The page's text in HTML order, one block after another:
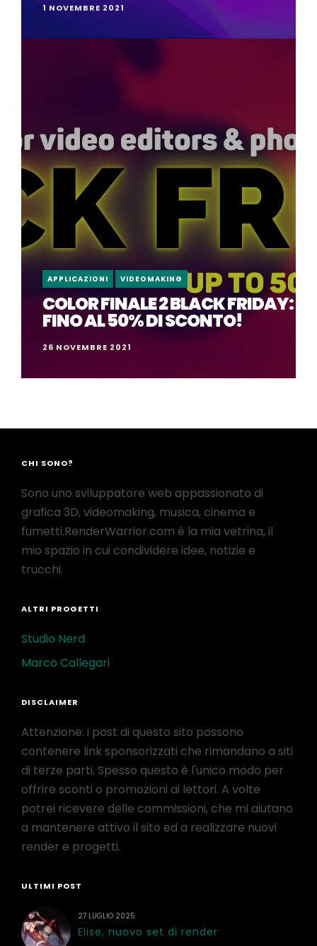
1 NOVEMBRE 2021
APPLICAZIONI VIDEOMAKING
COLOR FINALE 2 BLACK FRIDAY:
FINO AL 50% DI SCONTO!
26 NOVEMBRE 2021
CHI SONO?
Sono uno sviluppatore web appassionato di
grafica 3D, videomaking, musica, cinema e
fumetti.RenderWarrior.com è la mia vetrina, il
mio spazio in cui condividere idee, notizie e
trucchi.
ALTRI PROGETTI
Studio Nerd
Marco Callegari
DISCLAIMER
Attenzione: i post di questo sito possono
contenere link sponsorizzati che rimandano a siti
di terze parti. Spesso questo è l'unico modo per
offrire sconti o promozioni ai lettori. A volte
potrei ricevere delle commissioni, che mi aiutano
a mantenere attivo il sito ed a realizzare nuovi
render e progetti.
ULTIMI POST
27 LUGLIO 2025
Elise, nuovo set di render